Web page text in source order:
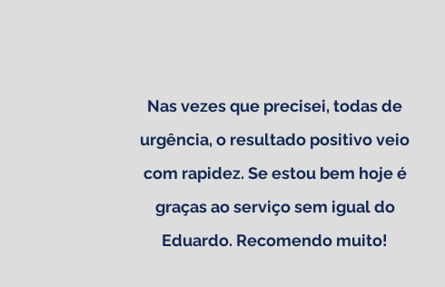
Nas vezes que precisei, todas de
urgência, o resultado positivo veio
com rapidez. Se estou bem hoje é
graças ao serviço sem igual do
Eduardo. Recomendo muito!